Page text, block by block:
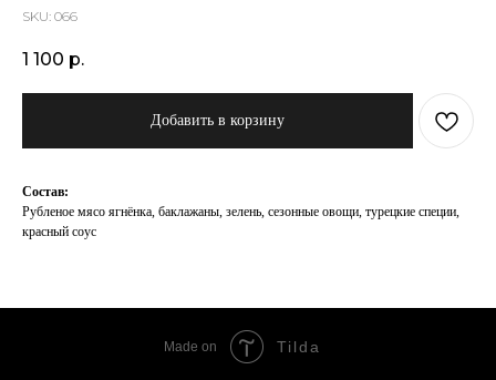
SKU: 066
1 100 р.
Добавить в корзину
Состав:
Рубленое мясо ягнёнка, баклажаны, зелень, сезонные овощи, турецкие специи,
красный соус
Made on Tilda